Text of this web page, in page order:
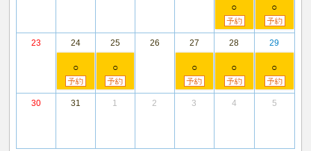
○ ○
23 24
○
25
○
26 27
○
28
○
29
○
30 31 1 2 3 4 5